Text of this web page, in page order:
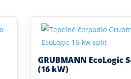
GRUBMANN EcoLogic
(16 kW)